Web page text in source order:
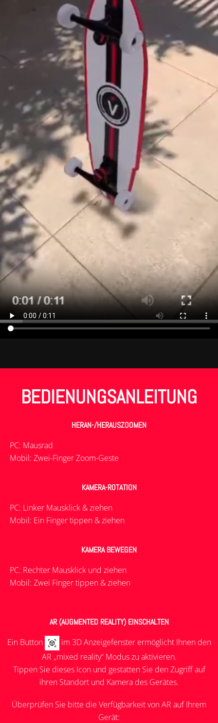
BEDIENUNGSANLEITUNG
HERAN-/HERAUSZOOMEN
PC: Mausrad
Mobil: Zwei-Finger Zoom-Geste
KAMERA-ROTATION
PC: Linker Mausklick & ziehen
Mobil: Ein Finger tippen & ziehen
KAMERA BEWEGEN
PC: Rechter Mausklick und ziehen
Mobil: Zwei Finger tippen & ziehen
AR (AUGMENTED REALITY) EINSCHALTEN
Ein Button
im 3D Anzeigefenster ermöglicht Ihnen den
AR „mixed reality“ Modus zu aktivieren.
Tippen Sie dieses Icon und gestatten Sie den Zugriff auf
ihren Standort und Kamera des Gerätes.
Überprüfen Sie bitte die Verfügbarkeit von AR auf Ihrem
Gerät: